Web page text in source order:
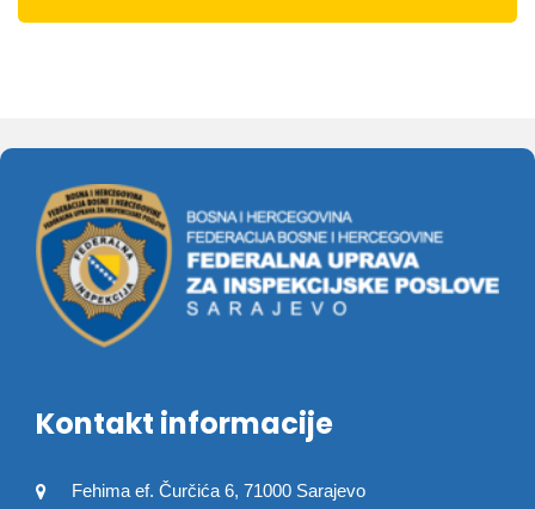
Kontakt informacije
Fehima ef. Čurčića 6, 71000 Sarajevo